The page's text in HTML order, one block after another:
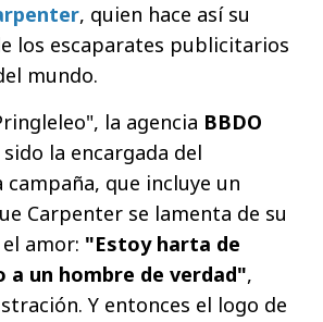
, quien hace así su
los escaparates publicitarios
mundo.
la agencia BBDO
sido la encargada del
que incluye un
Carpenter se lamenta de su
amor: "Estoy harta de
a un hombre de verdad",
Y entonces el logo de